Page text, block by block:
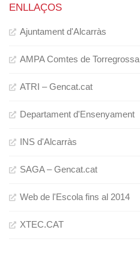
ENLLAÇOS
Ajuntament d'Alcarràs
AMPA Comtes de Torregrossa
ATRI – Gencat.cat
Departament d'Ensenyament
INS d'Alcarràs
SAGA – Gencat.cat
Web de l'Escola fins al 2014
XTEC.CAT